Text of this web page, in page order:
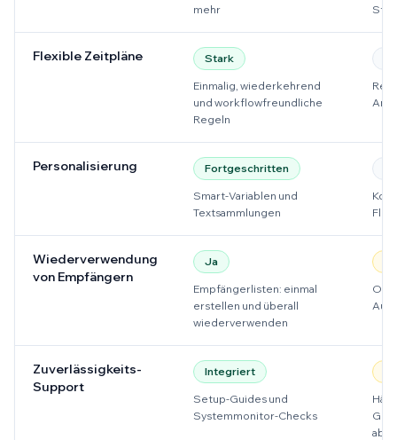
mehr
Stil
Flexible Zeitpläne Stark
Einmalig, wiederkehrend
und workflowfreundliche
Regeln
Personalisierung Fortgeschritten
Smart-Variablen und
Textsammlungen
Wiederverwendung
von Empfängern
Ja
Empfängerlisten: einmal
erstellen und überall
wiederverwenden
Oft
Zuverlässigkeits-
Support
Integriert
Setup-Guides und
Systemmonitor-Checks
ab